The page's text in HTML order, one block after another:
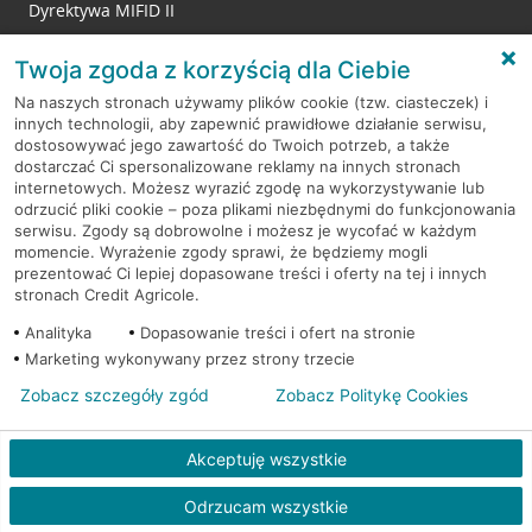
Dyrektywa MIFID II
RODO
Regulamin serwisu
Mapa serwisu
PolitykaCookies
© 2026 Credit Agricole Bank Polska S.A. Wszelkie prawa zastrzeżone
Twoja zgoda z korzyścią dla Ciebie
Na naszych stronach używamy plików cookie (tzw. ciasteczek) i
innych technologii, aby zapewnić prawidłowe działanie serwisu,
dostosowywać jego zawartość do Twoich potrzeb, a także
dostarczać Ci spersonalizowane reklamy na innych stronach
internetowych. Możesz wyrazić zgodę na wykorzystywanie lub
odrzucić pliki cookie – poza plikami niezbędnymi do funkcjonowania
serwisu. Zgody są dobrowolne i możesz je wycofać w każdym
momencie. Wyrażenie zgody sprawi, że będziemy mogli
prezentować Ci lepiej dopasowane treści i oferty na tej i innych
stronach Credit Agricole.
Analityka
Dopasowanie treści i ofert na stronie
Marketing wykonywany przez strony trzecie
Akceptuję wszystkie
Odrzucam wszystkie
Zobacz szczegóły zgód Zobacz Politykę Cookies